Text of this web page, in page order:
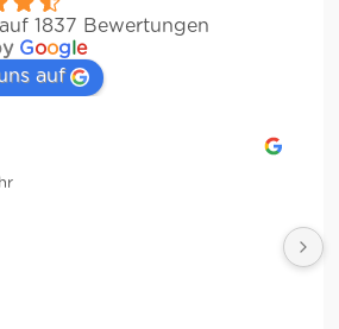
1837 Bewertungen
Google
auf